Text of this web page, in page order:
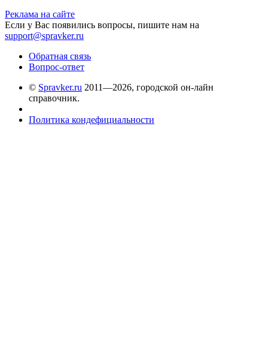
Реклама на сайте
Если у Вас появились вопросы, пишите нам на
support@spravker.ru
Обратная связь
Вопрос-ответ
© Spravker.ru 2011—2026, городской он-лайн
справочник.
Политика кондефициальности